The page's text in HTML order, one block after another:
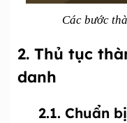
Các bước
2. Thủ tục
danh
2.1. Chuẩn